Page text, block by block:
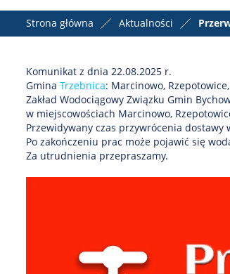
Strona główna Aktualności
Komunikat z dnia 22.08.2025 r.
Gmina Trzebnica: Marcinowo,
Zakład Wodociągowy Związku Gmin
w miejscowościach Marcinowo,
Przewidywany czas przywrócenia dostawy
Po zakończeniu prac może pojawić się
Za utrudnienia przepraszamy.